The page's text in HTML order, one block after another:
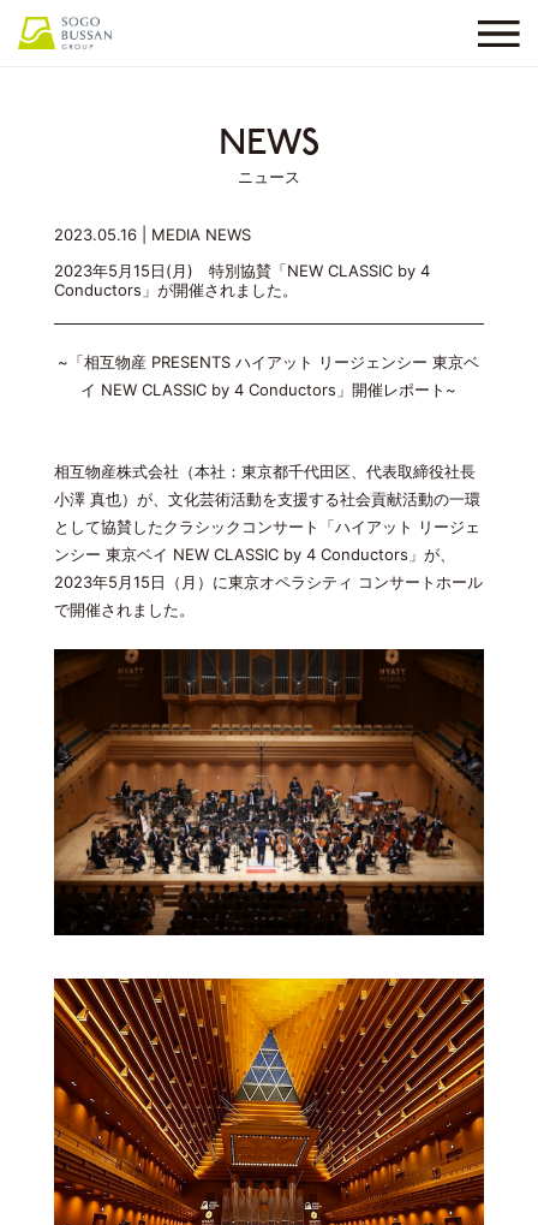
NEWS
ニュース
2023.05.16 | MEDIA NEWS
2023年5月15日(月) 特別協賛「NEW CLASSIC by 4
Conductors」が開催されました。
~「相互物産 PRESENTS ハイアット リージェンシー 東京ベ
イ NEW CLASSIC by 4 Conductors」開催レポート~
相互物産株式会社（本社：東京都千代田区、代表取締役社長
小澤 真也）が、文化芸術活動を支援する社会貢献活動の一環
として協賛したクラシックコンサート「ハイアット リージェ
ンシー 東京ベイ NEW CLASSIC by 4 Conductors」が、
2023年5月15日（月）に東京オペラシティ コンサートホール
で開催されました。